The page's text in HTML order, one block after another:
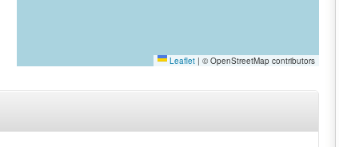
Leaflet | © OpenStreetMap contributors